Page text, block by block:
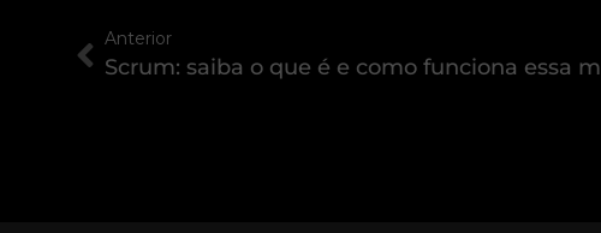
Anterior
Scrum: saiba o que é e como funciona essa